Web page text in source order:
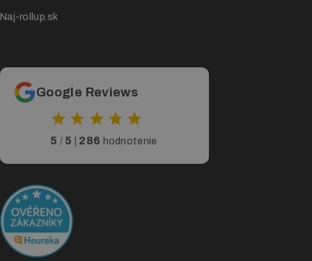
Naj-rollup.sk
Google Reviews
5 / 5 286 hodnotenie